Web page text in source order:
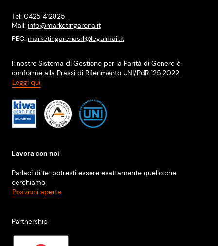
Tel: 0425 412825
Mail: info@marketingarena.it
PEC: marketingarenasrl@legalmail.it
Il nostro Sistema di Gestione per la Parità di Genere è
conforme alla Prassi di Riferimento UNI/PdR 125:2022.
Leggi qui
Lavora con noi
Parlaci di te: potresti essere esattamente quello che
cerchiamo
Posizioni aperte
Partnership